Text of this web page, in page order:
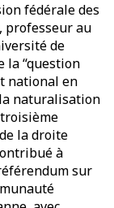
fédérale des
professeur au
de
la “question
national en
naturalisation
la droite
à
sur